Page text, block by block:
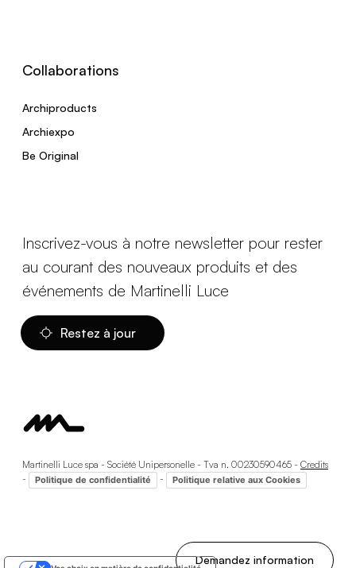
Demandez information
Collaborations
Archiproducts
Archiexpo
Be Original
Inscrivez-vous à notre newsletter pour rester
au courant des nouveaux produits et des
événements de Martinelli Luce
Restez à jour
Martinelli Luce spa - Société Unipersonelle - Tva n. 00230590465 - Credits
-
Politique de confidentialité - Politique relative aux Cookies